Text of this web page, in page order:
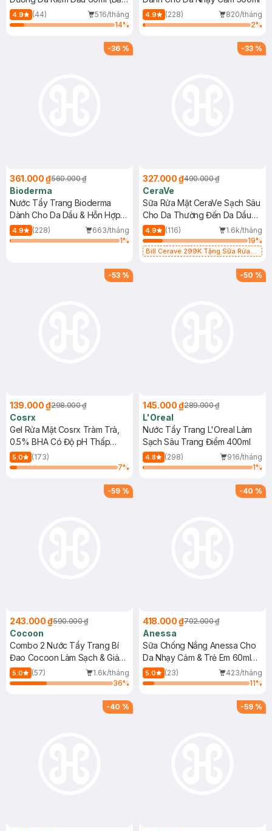
Mới)
4.9 (44)
516/tháng
14%
4.9 (228)
820/tháng
2%
-36 %
361.000 ₫560.000 ₫
Bioderma
Nước Tẩy Trang Bioderma
Dành Cho Da Dầu & Hỗn Hợp
500ml
4.9 (228)
663/tháng
1%
-33 %
327.000 ₫490.000 ₫
CeraVe
Sữa Rửa Mặt CeraVe Sạch Sâu
Cho Da Thường Đến Da Dầu
473ml
4.9 (116)
1.6k/tháng
19%
Bill Cerave 299K Tặng Sữa Rửa
-53 %
139.000 ₫298.000 ₫
Cosrx
Gel Rửa Mặt Cosrx Tràm Trà,
0.5% BHA Có Độ pH Thấp
150ml
5.0
(173)
7%
-50 %
145.000 ₫289.000 ₫
L'Oreal
Nước Tẩy Trang L'Oreal Làm
Sạch Sâu Trang Điểm 400ml
4.8 (298)
916/tháng
1%
-59 %
243.000 ₫590.000 ₫
Cocoon
Combo 2 Nước Tẩy Trang Bí
Đao Cocoon Làm Sạch & Giảm
Dầu 500ml
5.0 (57)
1.6k/tháng
36%
-40 %
418.000 ₫702.000 ₫
Anessa
Sữa Chống Nắng Anessa Cho
Da Nhạy Cảm & Trẻ Em 60ml
(Mới)
5.0 (23)
423/tháng
11%
-40 % -59 %